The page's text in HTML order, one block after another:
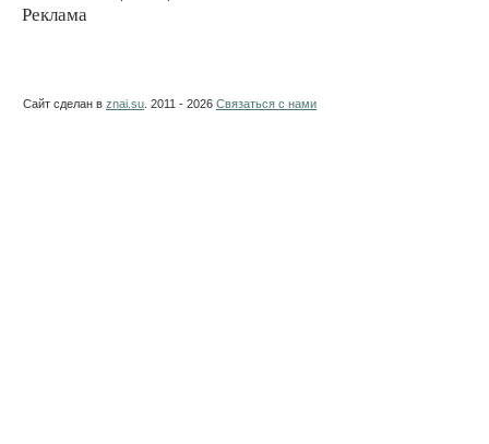
Реклама
Сайт сделан в znai.su . 2011 - 2026 Связаться с нами